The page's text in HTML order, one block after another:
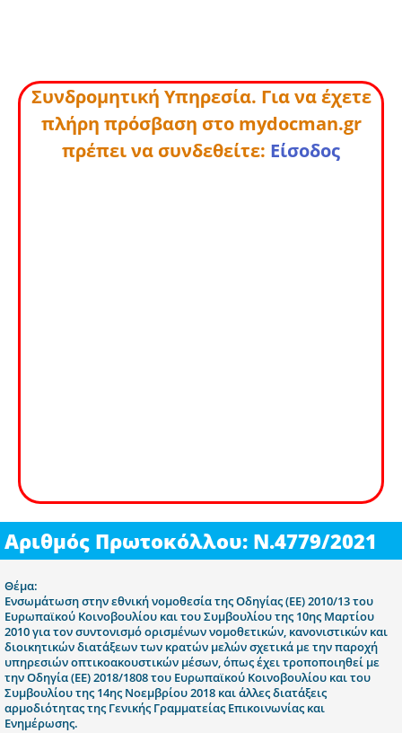
Συνδρομητική Υπηρεσία. Για να έχετε
πλήρη πρόσβαση στο mydocman.gr
πρέπει να συνδεθείτε: Είσοδος
Αριθμός Πρωτοκόλλου: N.4779/2021
Θέμα:
Ενσωμάτωση στην εθνική νομοθεσία της Οδηγίας (ΕΕ) 2010/13 του
Ευρωπαϊκού Κοινοβουλίου και του Συμβουλίου της 10ης Μαρτίου
2010 για τον συντονισμό ορισμένων νομοθετικών, κανονιστικών και
διοικητικών διατάξεων των κρατών μελών σχετικά με την παροχή
υπηρεσιών οπτικοακουστικών μέσων, όπως έχει τροποποιηθεί με
την Οδηγία (ΕΕ) 2018/1808 του Ευρωπαϊκού Κοινοβουλίου και του
Συμβουλίου της 14ης Νοεμβρίου 2018 και άλλες διατάξεις
αρμοδιότητας της Γενικής Γραμματείας Επικοινωνίας και
Ενημέρωσης.